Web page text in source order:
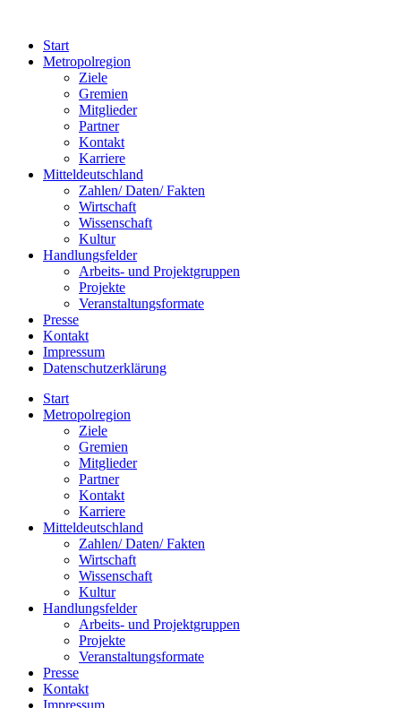
Start
Metropolregion
Ziele
Gremien
Mitglieder
Partner
Kontakt
Karriere
Mitteldeutschland
Zahlen/ Daten/ Fakten
Wirtschaft
Wissenschaft
Kultur
Handlungsfelder
Arbeits- und Projektgruppen
Projekte
Veranstaltungsformate
Presse
Kontakt
Impressum
Datenschutzerklärung
Start
Metropolregion
Ziele
Gremien
Mitglieder
Partner
Kontakt
Karriere
Mitteldeutschland
Zahlen/ Daten/ Fakten
Wirtschaft
Wissenschaft
Kultur
Handlungsfelder
Arbeits- und Projektgruppen
Projekte
Veranstaltungsformate
Presse
Kontakt
Impressum